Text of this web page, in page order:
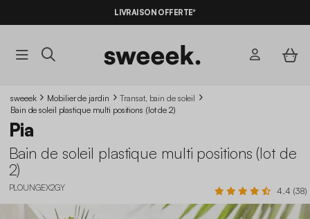
LIVRAISON OFFERTE*
sweeek Mobilier de jardin
Transat, bain de soleil
Bain de soleil plastique multi positions (lot de 2)
Pia
Bain de soleil plastique multi positions (lot de
2)
PLOUNGEX2GY 4.4 (38)